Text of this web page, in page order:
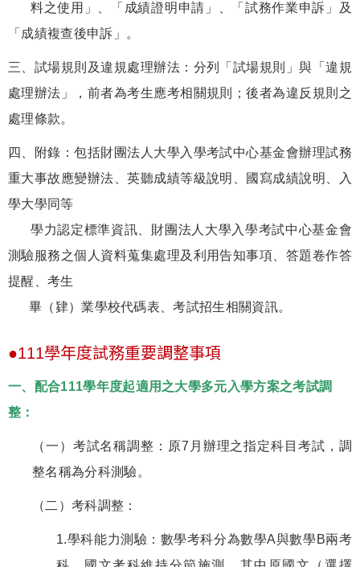
料之使用」、「成績證明申請」、「試務作業申訴」及
「成績複查後申訴」。
三、試場規則及違規處理辦法：分列「試場規則」與「違規
處理辦法」，前者為考生應考相關規則；後者為違反規則之
處理條款。
四、附錄：包括財團法人大學入學考試中心基金會辦理試務
重大事故應變辦法、英聽成績等級說明、國寫成績說明、入
學大學同等
學力認定標準資訊、財團法人大學入學考試中心基金會
測驗服務之個人資料蒐集處理及利用告知事項、答題卷作答
提醒、考生
畢（肄）業學校代碼表、考試招生相關資訊。
●111學年度試務重要調整事項
一、配合111學年度起適用之大學多元入學方案之考試調
整：
（一）考試名稱調整：原7月辦理之指定科目考試，調
整名稱為分科測驗。
（二）考科調整：
1.學科能力測驗：數學考科分為數學A與數學B兩考